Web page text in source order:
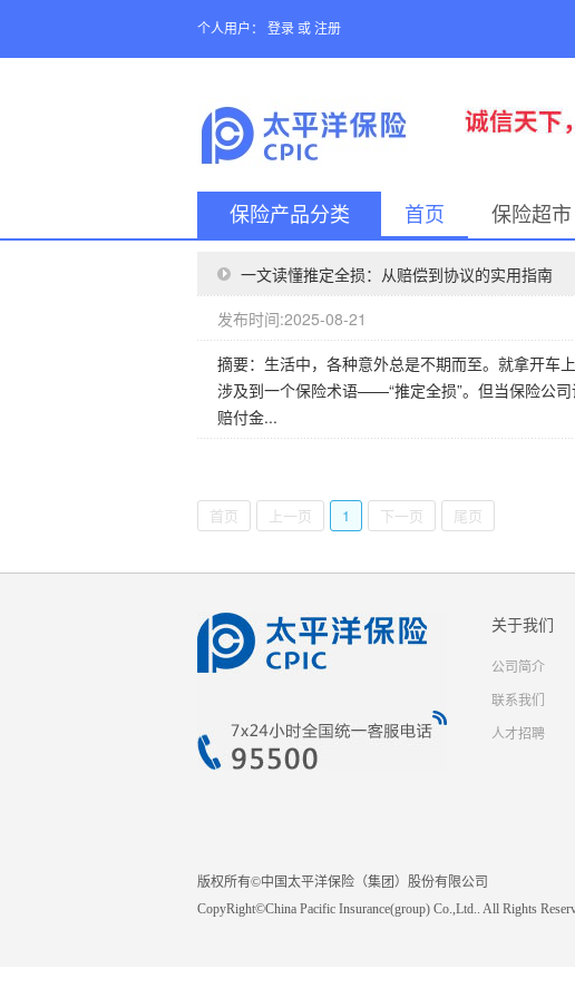
个人用户： 登录 或 注册
保险产品分类 首页 保险超市
一文读懂推定全损：从赔偿到协议的实用指南
发布时间:2025-08-21
摘要：生活中，各种意外总是不期而至。就拿开车
涉及到一个保险术语——“推定全损”。但当保险公司
赔付金...
首页 上一页 1 下一页 尾页
关于我们
公司简介
联系我们
人才招聘
版权所有©中国太平洋保险（集团）股份有限公司
CopyRight©China Pacific Insurance(group) Co.,Ltd.. All Rights